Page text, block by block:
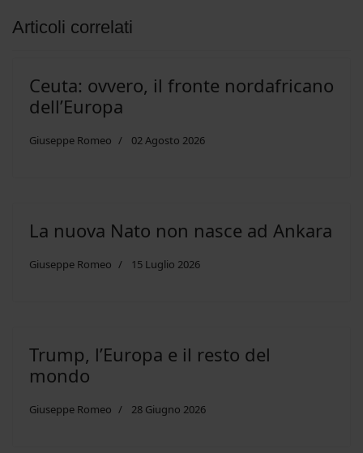
Articoli correlati
Ceuta: ovvero, il fronte nordafricano
dell’Europa
Giuseppe Romeo 02 Agosto 2026
La nuova Nato non nasce ad Ankara
Giuseppe Romeo 15 Luglio 2026
Trump, l’Europa e il resto del
mondo
Giuseppe Romeo 28 Giugno 2026